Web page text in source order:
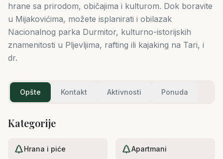
hrane sa prirodom, običajima i kulturom. Dok boravite
u Mijakovićima, možete isplanirati i obilazak
Nacionalnog parka Durmitor, kulturno-istorijskih
znamenitosti u Pljevljima, rafting ili kajaking na Tari, i
dr.
Opšte Kontakt Aktivnosti Ponuda
Kategorije
Hrana i piće Apartmani